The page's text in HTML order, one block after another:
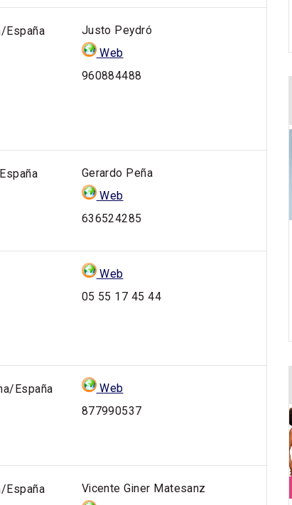
España
Justo Peydró
Web
960884488
Gerardo Peña
Web
636524285
Web
05 55 17 45 44
España
Web
877990537
España
Vicente Giner Matesanz